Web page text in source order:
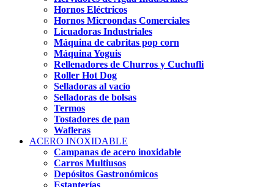
Hornos Eléctricos
Hornos Microondas Comerciales
Licuadoras Industriales
Máquina de cabritas pop corn
Máquina Yoguis
Rellenadores de Churros y Cuchufli
Roller Hot Dog
Selladoras al vacío
Selladoras de bolsas
Termos
Tostadores de pan
Wafleras
ACERO INOXIDABLE
Campanas de acero inoxidable
Carros Multiusos
Depósitos Gastronómicos
Estanterías